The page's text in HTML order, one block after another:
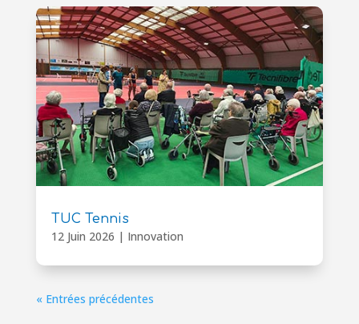
TUC Tennis
12 Juin 2026 | Innovation
« Entrées précédentes